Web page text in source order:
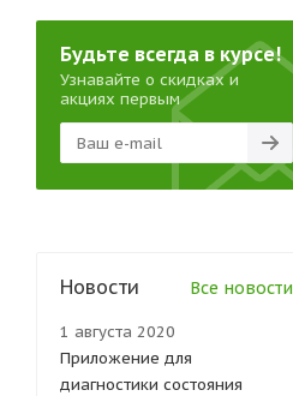
Будьте всегда в курсе!
Узнавайте о скидках и
акциях первым
Новости Все новости
1 августа 2020
Приложение для
диагностики состояния